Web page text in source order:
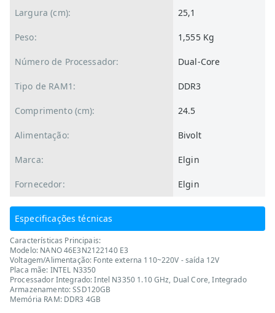
Largura (cm): 25,1
Peso: 1,555 Kg
Número de Processador: Dual-Core
Tipo de RAM1: DDR3
Comprimento (cm): 24.5
Alimentação: Bivolt
Marca: Elgin
Fornecedor: Elgin
Especificações técnicas
Características Principais:
Modelo: NANO 46E3N2122140 E3
Voltagem/Alimentação: Fonte externa 110~220V - saída 12V
Placa mãe: INTEL N3350
Processador Integrado: Intel N3350 1.10 GHz, Dual Core, Integrado
Armazenamento: SSD120GB
Memória RAM: DDR3 4GB